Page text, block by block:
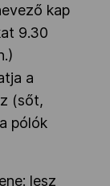
kap
9.30
a
(sőt,
pólók
lesz